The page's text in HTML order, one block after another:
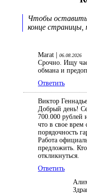
Чтобы оставить
конце страницы,
Marat | 06.08.2026
Срочно. Ищу
обмана и
Ответить
Виктор
Добрый день!
700.000 рублей
что в свое врем
порядочность
Работа
предложить.
откликнуться.
Ответить